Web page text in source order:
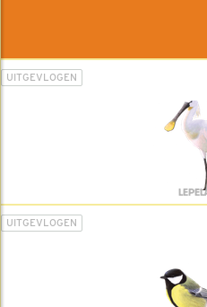
UITGEVLOGEN
UITGEVLOGEN